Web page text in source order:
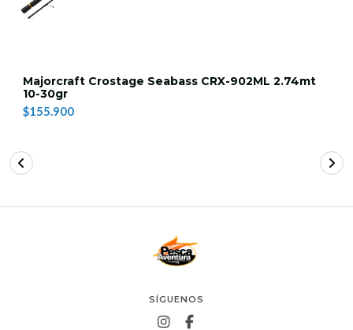
Majorcraft Crostage Seabass CRX-902ML 2.74mt
10-30gr
$155.900
SÍGUENOS